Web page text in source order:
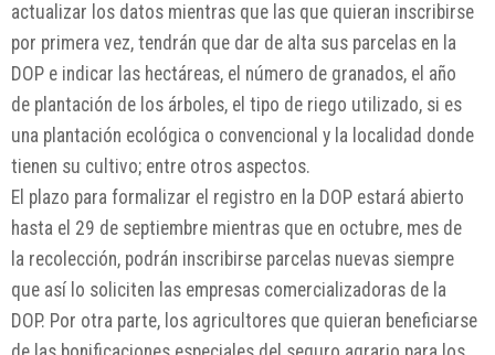
actualizar los datos mientras que las que quieran inscribirse
por primera vez, tendrán que dar de alta sus parcelas en la
DOP e indicar las hectáreas, el número de granados, el año
de plantación de los árboles, el tipo de riego utilizado, si es
una plantación ecológica o convencional y la localidad donde
tienen su cultivo; entre otros aspectos.
El plazo para formalizar el registro en la DOP estará abierto
hasta el 29 de septiembre mientras que en octubre, mes de
la recolección, podrán inscribirse parcelas nuevas siempre
que así lo soliciten las empresas comercializadoras de la
DOP. Por otra parte, los agricultores que quieran beneficiarse